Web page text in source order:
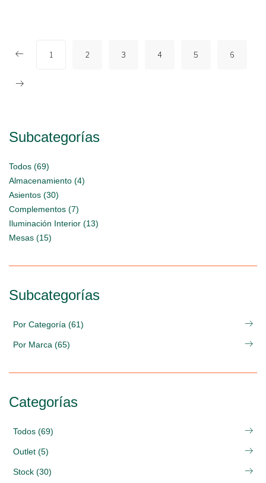
1 2 3 4 5 6
Subcategorías
Todos (69)
Almacenamiento (4)
Asientos (30)
Complementos (7)
Iluminación Interior (13)
Mesas (15)
Subcategorías
Por Categoría (61)
Por Marca (65)
Categorías
Todos (69)
Outlet (5)
Stock (30)